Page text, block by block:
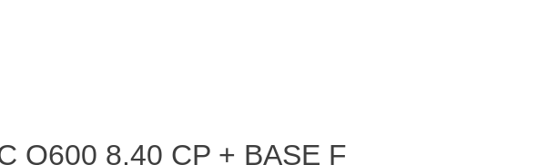
Q600 8.40 CP + BASE F